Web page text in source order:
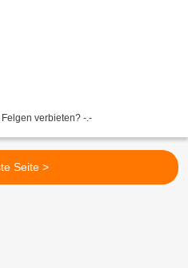
verbieten? -.-
Seite >